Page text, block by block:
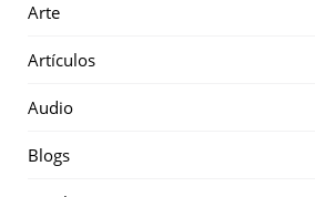
Arte
Artículos
Audio
Blogs